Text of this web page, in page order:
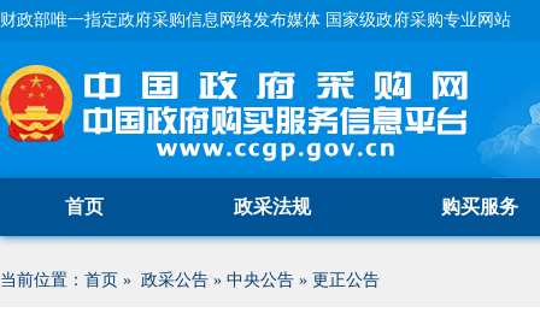
财政部唯一指定政府采购信息网络发布媒体 国家级政府采购专业网站
首页 政采法规 购买服务
当前位置： 首页 » 政采公告 » 中央公告 » 更正公告